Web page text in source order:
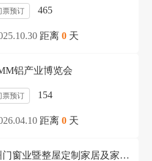
票预订 465
距离0 天
铝产业博览会
票预订 154
距离0 天
门窗业暨整屋定制家居及家具